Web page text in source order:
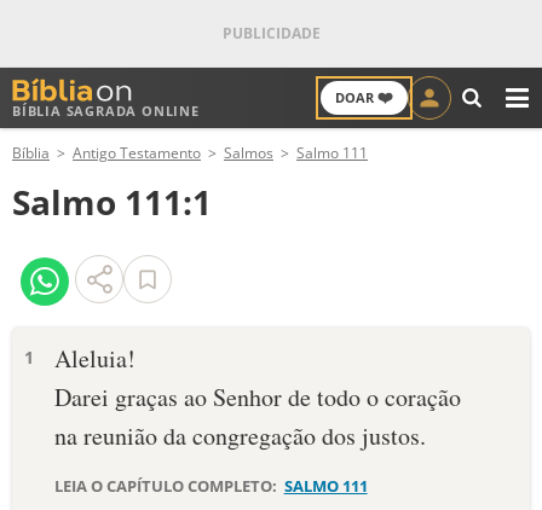
BÍBLIA SAGRADA ONLINE
DOAR ❤️
ANTIGO TESTAMENTO
NOVO TESTAMENTO
VERSÍCULOS
PALAVRA DO DIA
Bíblia Antigo Testamento Salmos Salmo 111
Salmo 111:1
1
Aleluia!
Darei graças ao Senhor de todo o coração
na reunião da congregação dos justos.
LEIA O CAPÍTULO COMPLETO: SALMO 111